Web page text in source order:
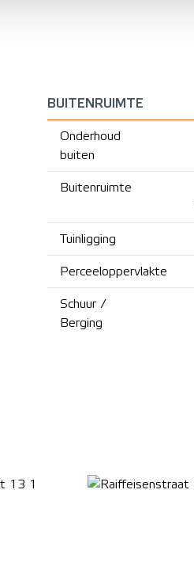
BUITENRUIMTE
Onderhoud
buiten
Buitenruimte
Tuinligging
Perceeloppervlakte
Schuur /
Berging